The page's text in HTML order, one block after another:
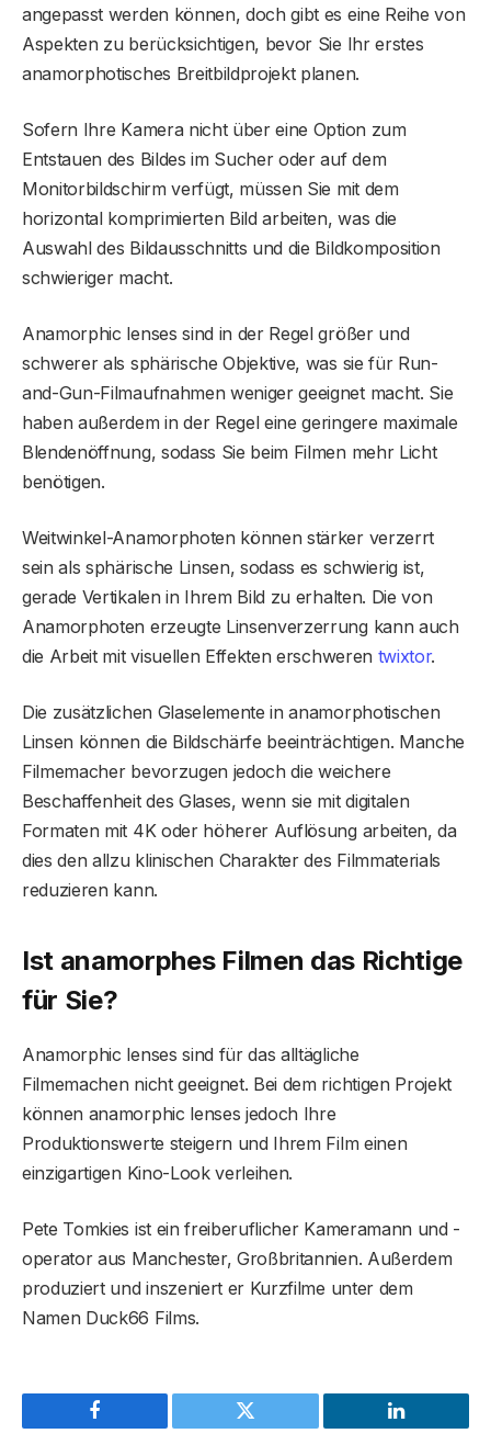
angepasst werden können, doch gibt es eine Reihe von
Aspekten zu berücksichtigen, bevor Sie Ihr erstes
anamorphotisches Breitbildprojekt planen.
Sofern Ihre Kamera nicht über eine Option zum
Entstauen des Bildes im Sucher oder auf dem
Monitorbildschirm verfügt, müssen Sie mit dem
horizontal komprimierten Bild arbeiten, was die
Auswahl des Bildausschnitts und die Bildkomposition
schwieriger macht.
Anamorphic lenses sind in der Regel größer und
schwerer als sphärische Objektive, was sie für Run-
and-Gun-Filmaufnahmen weniger geeignet macht. Sie
haben außerdem in der Regel eine geringere maximale
Blendenöffnung, sodass Sie beim Filmen mehr Licht
benötigen.
Weitwinkel-Anamorphoten können stärker verzerrt
sein als sphärische Linsen, sodass es schwierig ist,
gerade Vertikalen in Ihrem Bild zu erhalten. Die von
Anamorphoten erzeugte Linsenverzerrung kann auch
die Arbeit mit visuellen Effekten erschweren twixtor.
Die zusätzlichen Glaselemente in anamorphotischen
Linsen können die Bildschärfe beeinträchtigen. Manche
Filmemacher bevorzugen jedoch die weichere
Beschaffenheit des Glases, wenn sie mit digitalen
Formaten mit 4K oder höherer Auflösung arbeiten, da
dies den allzu klinischen Charakter des Filmmaterials
reduzieren kann.
Ist anamorphes Filmen das Richtige
für Sie?
Anamorphic lenses sind für das alltägliche
Filmemachen nicht geeignet. Bei dem richtigen Projekt
können anamorphic lenses jedoch Ihre
Produktionswerte steigern und Ihrem Film einen
einzigartigen Kino-Look verleihen.
Pete Tomkies ist ein freiberuflicher Kameramann und -
operator aus Manchester, Großbritannien. Außerdem
produziert und inszeniert er Kurzfilme unter dem
Namen Duck66 Films.
Facebook Twitter LinkedIn